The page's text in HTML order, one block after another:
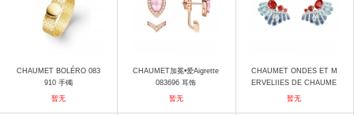
CHAUMET BOLÉRO 083
910 手镯
暂无
CHAUMET加冕•爱Aigrette
083696 耳饰
暂无
CHAUMET ONDES ET M
ERVELIIES DE CHAUME
T瀚海史诗高定珠宝RIVAG
暂无